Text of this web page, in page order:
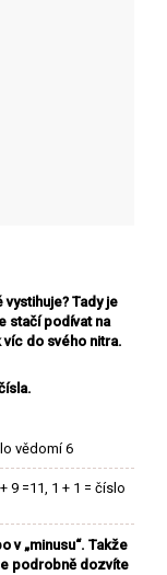
Tady je
stačí podívat na
do svého nitra.
vědomí 6
9 =11, 1 + 1 = číslo
v „minusu“. Takže
podrobně dozvíte